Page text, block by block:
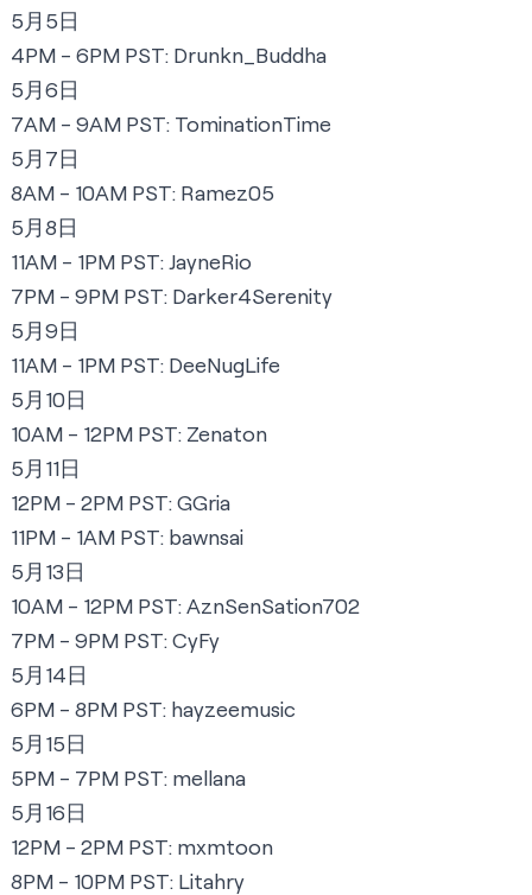
5月5日
4PM - 6PM PST: Drunkn_Buddha
5月6日
7AM - 9AM PST: TominationTime
5月7日
8AM - 10AM PST: Ramez05
5月8日
11AM - 1PM PST:JayneRio
7PM - 9PM PST: Darker4Serenity
5月9日
11AM - 1PM PST: DeeNugLife
5月10日
10AM - 12PM PST: Zenaton
5月11日
12PM - 2PM PST:GGria
11PM - 1AM PST: bawnsai
5月13日
10AM - 12PM PST:AznSenSation702
7PM - 9PM PST:CyFy
5月14日
6PM - 8PM PST: hayzeemusic
5月15日
5PM - 7PM PST: mellana
5月16日
12PM - 2PM PST: mxmtoon
8PM - 10PM PST: Litahry